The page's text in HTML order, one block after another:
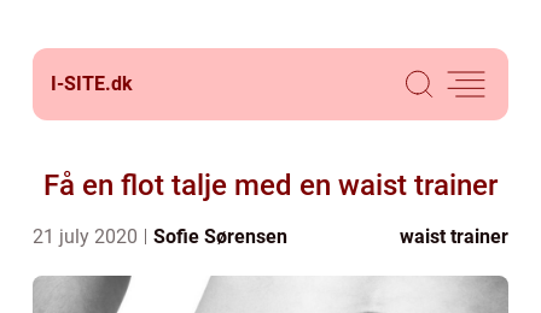
I-SITE.dk
Få en flot talje med en waist trainer
21 july 2020 Sofie Sørensen waist trainer